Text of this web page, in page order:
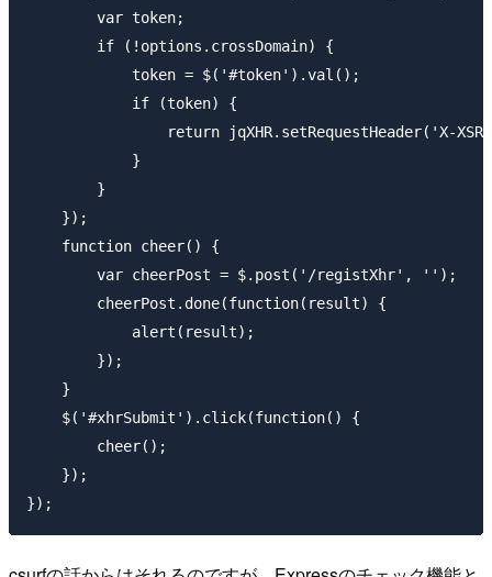
        var token;
        if (!options.crossDomain) {
            token = $('#token').val();
            if (token) {
return jqXHR.setRequestHeader('X-
            }
        }
    });
    function cheer() {
        var cheerPost = $.post('/registXhr', '');
        cheerPost.done(function(result) {
            alert(result);
        });
    }
    $('#xhrSubmit').click(function() {
        cheer();
    });